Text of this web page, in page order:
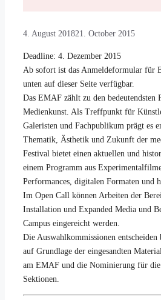
4. August 201821. October 2015
Deadline: 4. Dezember 2015
Ab sofort ist das Anmeldeformular für
unten auf dieser Seite verfügbar.
Das EMAF zählt zu den bedeutendsten
Medienkunst. Als Treffpunkt für
Galeristen und Fachpublikum prägt es
Thematik, Ästhetik und Zukunft der
Festival bietet einen aktuellen und
einem Programm aus
Performances, digitalen Formaten und
Im Open Call können Arbeiten der
Installation und Expanded Media und
Campus eingereicht werden.
Die Auswahlkommissionen
auf Grundlage der eingesandten
am EMAF und die Nominierung für die
Sektionen.